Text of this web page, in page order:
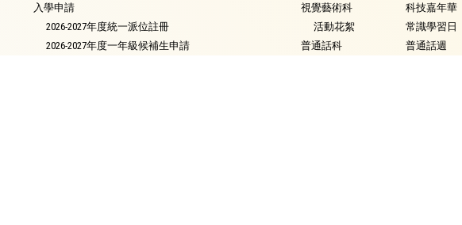
入學申請
2026-2027年度統一派位註冊
2026-2027年度一年級候補生申請
視覺藝術科
活動花絮
普通話科
科技嘉年華
常識學習日
普通話週